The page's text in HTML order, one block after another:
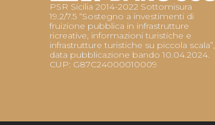
PSR Sicilia 2014-2022 Sottomisura
19.2/7.5 “Sostegno a investimenti di
fruizione pubblica in infrastrutture
ricreative, informazioni turistiche e
infrastrutture turistiche su piccola scala”,
data pubblicazione bando 10.04.2024.
CUP: G87C24000010009